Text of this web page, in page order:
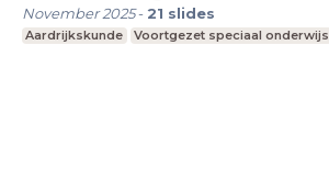
November 2025- 21 slides
Aardrijkskunde Voortgezet speciaal onderwijs